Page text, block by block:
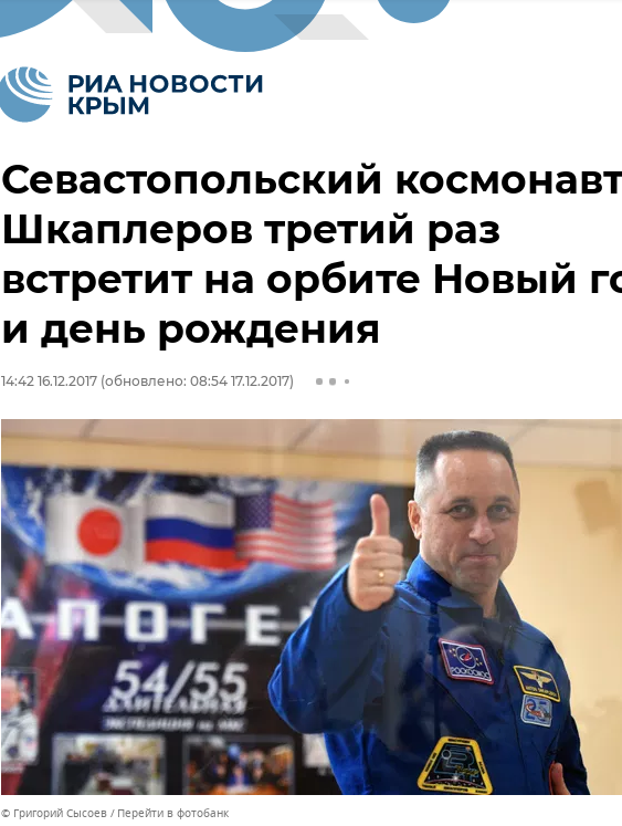
Севастопольский
Шкаплеров третий раз
встретит на орбите Новый
и день рождения
14:42 16.12.2017 (обновлено: 08:54 17.12.2017)
© Григорий Сысоев Перейти в фотобанк